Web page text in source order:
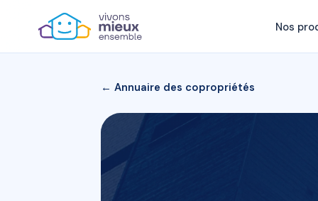
Nos
← Annuaire des copropriétés